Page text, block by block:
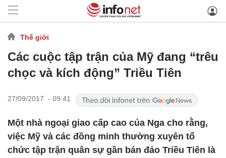
Thế giới
Các cuộc tập trận của Mỹ đang “trêu
chọc và kích động” Triều Tiên
27/09/2017 - 09:41
Một nhà ngoại giao cấp cao của Nga cho rằng,
việc Mỹ và các đồng minh thường xuyên tổ
chức tập trận quân sự gần bán đảo Triều Tiên là